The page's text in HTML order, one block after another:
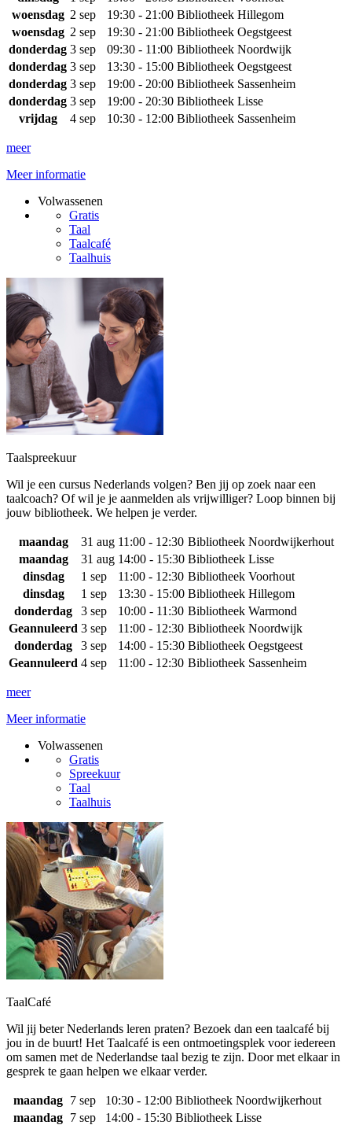
woensdag 2 sep 19:30 - 21:00 Bibliotheek Hillegom
woensdag 2 sep 19:30 - 21:00 Bibliotheek Oegstgeest
donderdag 3 sep 09:30 - 11:00 Bibliotheek Noordwijk
donderdag 3 sep 13:30 - 15:00 Bibliotheek Oegstgeest
donderdag 3 sep 19:00 - 20:00 Bibliotheek Sassenheim
donderdag 3 sep 19:00 - 20:30 Bibliotheek Lisse
vrijdag
4 sep 10:30 - 12:00 Bibliotheek Sassenheim
meer
Meer informatie
Volwassenen
Gratis
Taal
Taalcafé
Taalhuis
Taalspreekuur
Wil je een cursus Nederlands volgen? Ben jij op zoek naar een
taalcoach? Of wil je je aanmelden als vrijwilliger? Loop binnen bij
jouw bibliotheek. We helpen je verder.
maandag 31 aug 11:00 - 12:30 Bibliotheek Noordwijkerhout
maandag
31 aug 14:00 - 15:30 Bibliotheek Lisse
dinsdag
1 sep 11:00 - 12:30 Bibliotheek Voorhout
dinsdag
1 sep 13:30 - 15:00 Bibliotheek Hillegom
donderdag
3 sep 10:00 - 11:30 Bibliotheek Warmond
Geannuleerd 3 sep 11:00 - 12:30 Bibliotheek Noordwijk
donderdag
3 sep 14:00 - 15:30 Bibliotheek Oegstgeest
Geannuleerd 4 sep 11:00 - 12:30 Bibliotheek Sassenheim
meer
Meer informatie
Volwassenen
Gratis
Spreekuur
Taal
Taalhuis
TaalCafé
Wil jij beter Nederlands leren praten? Bezoek dan een taalcafé bij
jou in de buurt! Het Taalcafé is een ontmoetingsplek voor iedereen
om samen met de Nederlandse taal bezig te zijn. Door met elkaar in
gesprek te gaan helpen we elkaar verder.
maandag 7 sep 10:30 - 12:00 Bibliotheek Noordwijkerhout
maandag
7 sep 14:00 - 15:30 Bibliotheek Lisse